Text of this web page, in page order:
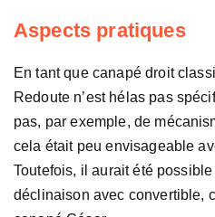
Aspects pratiques
En tant que canapé droit
Redoute n’est hélas pas
pas, par exemple, de
cela était peu envisageable
Toutefois, il aurait été
déclinaison avec convertible,